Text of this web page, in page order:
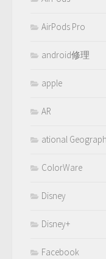
AirPods Pro
android修理
apple
AR
ational
ColorWare
Disney
Disney+
Facebook